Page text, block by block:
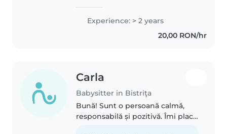
Matematică–Informatică, intensiv
Informatică. Sunt o persoană
responsabilă, răbdătoare și
Experience: > 2 years
20,00 RON/hr
Carla
Babysitter in Bistriţa
Bună! Sunt o persoană calmă,
responsabilă și pozitivă. Îmi place